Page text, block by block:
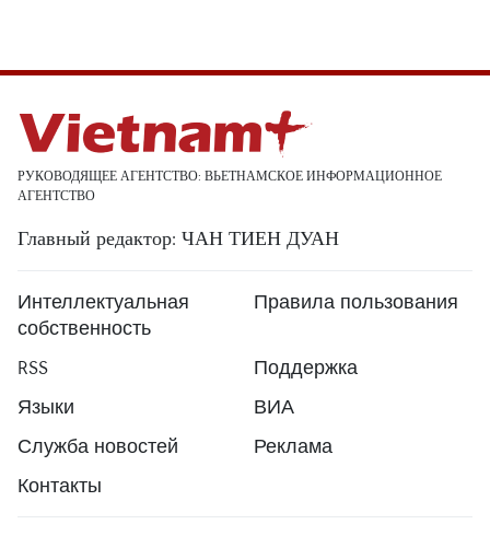
РУКОВОДЯЩЕЕ АГЕНТСТВО: ВЬЕТНАМСКОЕ ИНФОРМАЦИОННОЕ
АГЕНТСТВО
Главный редактор: ЧАН ТИЕН ДУАН
Интеллектуальная
собственность
Правила пользования
RSS
Поддержка
Языки
ВИА
Служба новостей
Реклама
Контакты